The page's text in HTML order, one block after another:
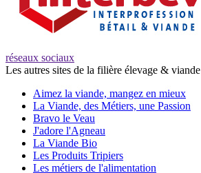
réseaux sociaux
Les autres sites de la filière élevage & viande
Aimez la viande, mangez en mieux
La Viande, des Métiers, une Passion
Bravo le Veau
J'adore l'Agneau
La Viande Bio
Les Produits Tripiers
Les métiers de l'alimentation